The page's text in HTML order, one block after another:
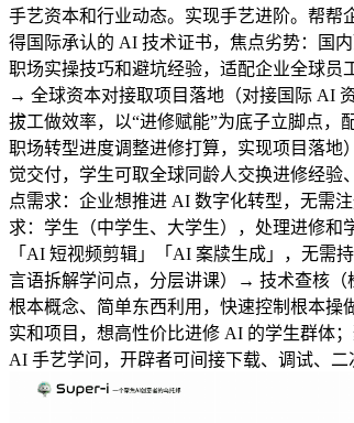
手艺资本和行业动态。实现手艺进阶。帮
得国际承认的 AI 技术证书，焦点劣势：国
职场实操技巧和避坑经验，适配企业全球
→ 全球资本对接取项目落地（对接国际 AI
拔工做效率，以“进修赋能”为底子立脚点
职场转型进度调整进修打算，实现项目落
觉交付，学生可取全球同龄人交换进修经
点需求：企业想推进 AI 数字化转型，无需
求：学生（中学生、大学生），处理进修和
「AI 短视频剪辑」「AI 案牍生成」，无需
言语拆解学问点，分层讲课）→ 技术查核（
根本概念、简单东西利用，快速控制根本
实和项目，想高性价比进修 AI 的学生群体
AI 手艺学问，开辟者可间接下载、调试、